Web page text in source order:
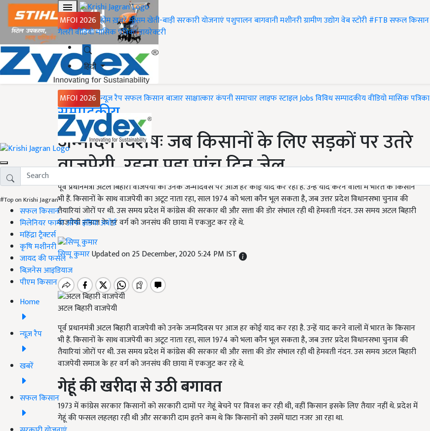
MFOI 2026 होमख़बरेंमौसमखेती-बाड़ीसरकारी योजनाएंपशुपालनबागवानीमशीनरीग्रामीण उद्योगवेब स्टोरी#FTBसफल किसान
गैलरीवीडियोमासिक पत्रिकाडायरेक्टरी
हिंदी
MFOI 2026 न्यूज़ रैपसफल किसानबाजारसाक्षात्कारकंपनी समाचारलाइफ स्टाइलJobsविविधसम्पादकीयवीडियोमासिक पत्रिका
#Top on Krishi Jagran
सफल किसान
मिलेनियर फार्मर ऑफ इंडिया अवॉर्ड
महिंद्रा ट्रैक्टर्स
कृषि मशीनरी
जायद की फसल
बिज़नेस आइडियाज
पीएम किसान
Home
न्यूज़ रैप
खबरें
सफल किसान
Home
सम्पादकीय
जन्मदिन विशेषः जब किसानों के लिए सड़कों पर उतरे
वाजपेयी, रहना पड़ा पांच दिन जेल
पूर्व प्रधानमंत्री अटल बिहारी वाजपेयी को उनके जन्मदिवस पर आज हर कोई याद कर रहा है. उन्हें याद करने वालों में भारत के किसान
भी हैं. किसानों के साथ वाजपेयी का अटूट नाता रहा, साल 1974 को भला कौन भूल सकता है, जब उत्तर प्रदेश विधानसभा चुनाव की
तैयारियां जोरों पर थी. उस समय प्रदेश में कांग्रेस की सरकार थी और सत्ता की डोर संभाल रही थी हेमवती नंदन. उस समय अटल बिहारी
वाजपेयी समाज के हर वर्ग को जनसंघ की छाया में एकजुट कर रहे थे.
सिप्पू कुमारUpdated on 25 December, 2020 5:24 PM IST
अटल बिहारी वाजपेयी
पूर्व प्रधानमंत्री अटल बिहारी वाजपेयी को उनके जन्मदिवस पर आज हर कोई याद कर रहा है. उन्हें याद करने वालों में भारत के किसान
भी हैं. किसानों के साथ वाजपेयी का अटूट नाता रहा, साल 1974 को भला कौन भूल सकता है, जब उत्तर प्रदेश विधानसभा चुनाव की
तैयारियां जोरों पर थी. उस समय प्रदेश में कांग्रेस की सरकार थी और सत्ता की डोर संभाल रही थी हेमवती नंदन. उस समय अटल बिहारी
वाजपेयी समाज के हर वर्ग को जनसंघ की छाया में एकजुट कर रहे थे.
गेहूं की खरीदा से उठी बगावत
1973 में कांग्रेस सरकार किसानों को सरकारी दामों पर गेहूं बेचने पर विवश कर रही थी, वहीं किसान इसके लिए तैयार नहीं थे. प्रदेश में
गेहूं की फसल लहलहा रही थी और सरकारी दाम इतने कम थे कि किसानों को उसमें घाटा नजर आ रहा था.